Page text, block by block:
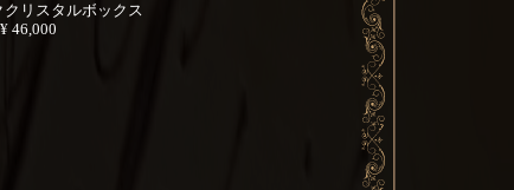
クリスタルボックス
¥ 46,000